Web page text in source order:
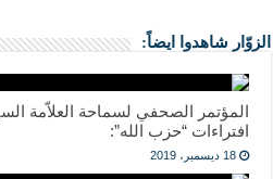
الزوّار شاهدوا ايضاً:
المؤتمر الصحفي لسماحة العلاّمة
افتراءات “حزب الله”:
18 ديسمبر، 2019